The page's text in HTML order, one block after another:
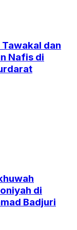
dan
Nafis di
di
Badjuri